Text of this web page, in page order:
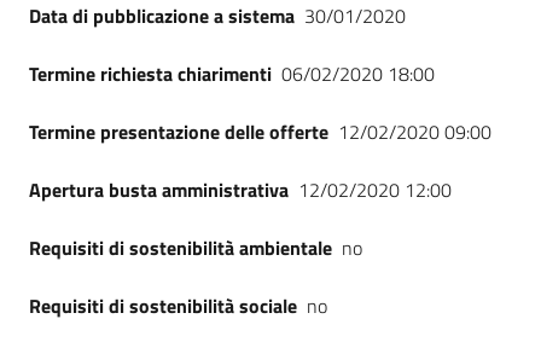
Data di pubblicazione a sistema 30/01/2020
Termine richiesta chiarimenti 06/02/2020 18:00
Termine presentazione delle offerte 12/02/2020 09:00
Apertura busta amministrativa 12/02/2020 12:00
Requisiti di sostenibilità ambientale no
Requisiti di sostenibilità sociale no